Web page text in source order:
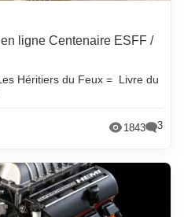
ligne Centenaire ESFF /
Héritiers du Feux = Livre du
1843 3